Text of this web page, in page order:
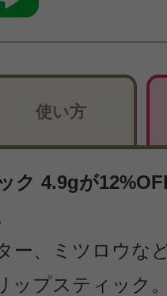
使い方
ク 4.9gが
ー、ミツロウな
ップスティック